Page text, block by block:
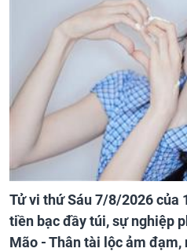
Tử vi thứ Sáu 7/8/2026 của
tiền bạc đầy túi, sự nghiệp
Mão - Thân tài lộc ảm